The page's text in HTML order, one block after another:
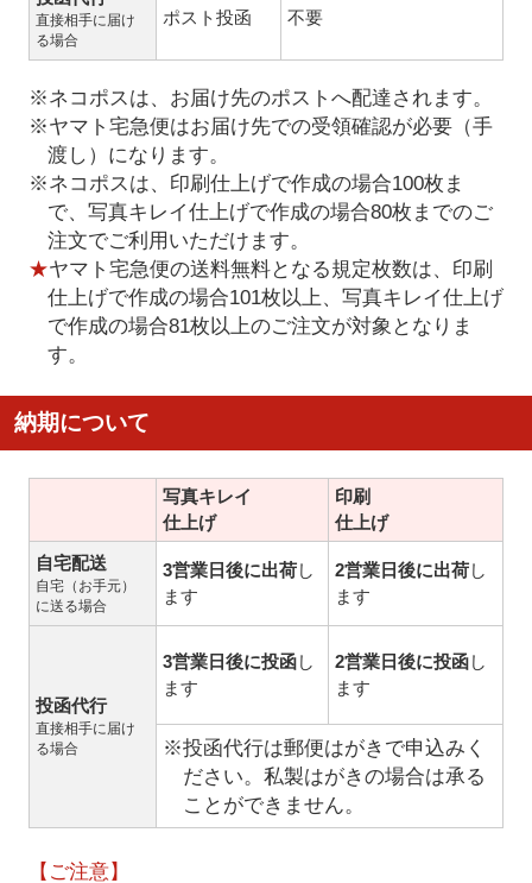
直接相手に届け
る場合
ポスト投函 不要
※ネコポスは、お届け先のポストへ配達されます。
※ヤマト宅急便はお届け先での受領確認が必要（手
渡し）になります。
※ネコポスは、印刷仕上げで作成の場合100枚ま
で、写真キレイ仕上げで作成の場合80枚までのご
注文でご利用いただけます。
★ヤマト宅急便の送料無料となる規定枚数は、印刷
仕上げで作成の場合101枚以上、写真キレイ仕上げ
で作成の場合81枚以上のご注文が対象となりま
す。
納期について
写真キレイ
仕上げ
印刷
仕上げ
自宅配送
自宅（お手元）
に送る場合
3営業日後に出荷し
ます
2営業日後に出荷し
ます
投函代行
直接相手に届け
る場合
3営業日後に投函し
ます
2営業日後に投函し
ます
※投函代行は郵便はがきで申込みく
ださい。私製はがきの場合は承る
ことができません。
【ご注意】